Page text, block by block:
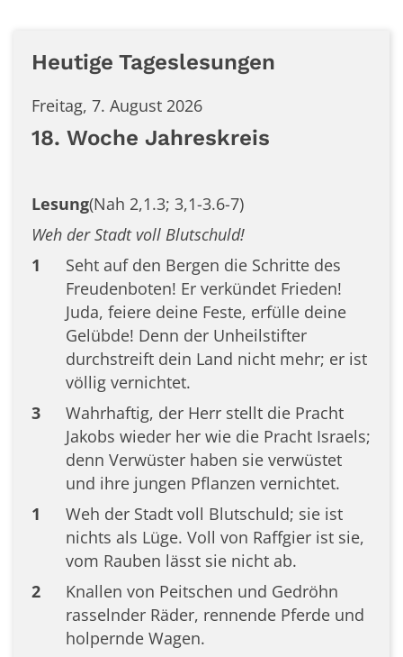
Heutige Tageslesungen
Freitag, 7. August 2026
18. Woche Jahreskreis
Lesung(Nah 2,1.3; 3,1-3.6-7)
Weh der Stadt voll Blutschuld!
1
Seht auf den Bergen die Schritte des
Freudenboten! Er verkündet Frieden!
Juda, feiere deine Feste, erfülle deine
Gelübde! Denn der Unheilstifter
durchstreift dein Land nicht mehr; er ist
völlig vernichtet.
3
Wahrhaftig, der Herr stellt die Pracht
Jakobs wieder her wie die Pracht Israels;
denn Verwüster haben sie verwüstet
und ihre jungen Pflanzen vernichtet.
1
Weh der Stadt voll Blutschuld; sie ist
nichts als Lüge. Voll von Raffgier ist sie,
vom Rauben lässt sie nicht ab.
2
Knallen von Peitschen und Gedröhn
rasselnder Räder, rennende Pferde und
holpernde Wagen.